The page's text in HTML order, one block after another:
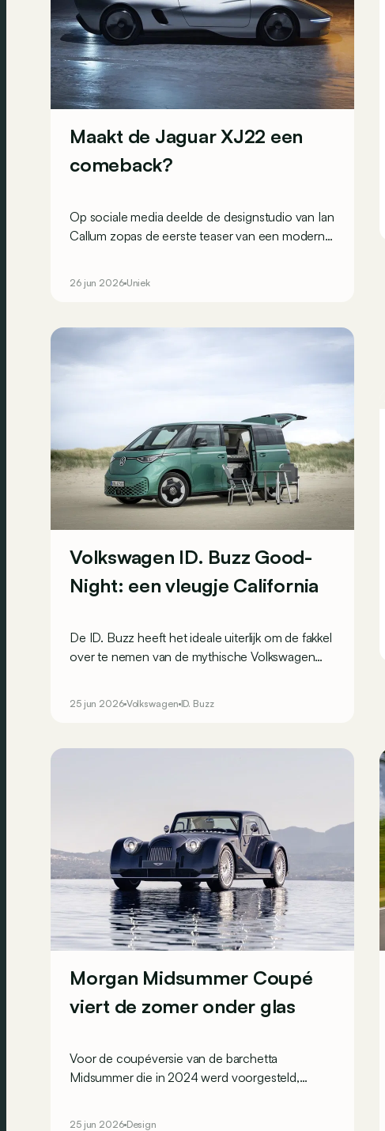
Maakt de Jaguar XJ22 een
comeback?
Op sociale media deelde de designstudio van Ian
Callum zopas de eerste teaser van een moderne
26 jun 2026 Uniek
Volkswagen ID. Buzz Good-
Night: een vleugje California
De ID. Buzz heeft het ideale uiterlijk om de fakkel
over te nemen van de mythische Volkswagen
sfeer.
25 jun 2026 Volkswagen ID. Buzz
Morgan Midsummer Coupé
viert de zomer onder glas
Voor de coupéversie van de barchetta
Midsummer die in 2024 werd voorgesteld,
25 jun 2026 Design